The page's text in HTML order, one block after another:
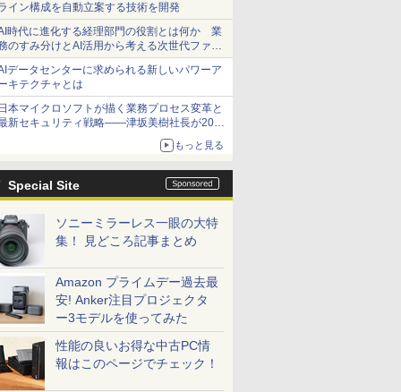
イン構成を自動立案する技術を開発
時代に進化する経理部門の役割とは何か 業
のすみ分けとAI活用から考える次世代ファイ
ンス戦略
データセンターに求められる新しいパワーア
キテクチャとは
本マイクロソフトが描く業務プロセス変革と
新セキュリティ戦略――津坂美樹社長が2027
もっと見る
Special Site
ソニーミラーレス一眼の大特
集！ 見どころ記事まとめ
Amazon プライムデー過去最
安! Anker注目プロジェクタ
ー3モデルを使ってみた
性能の良いお得な中古PC情
報はこのページでチェック！